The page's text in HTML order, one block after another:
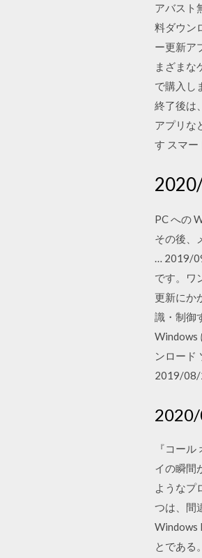
アバスト
料ダウン
ー更新ア
まざまな
で購入し
終了後は
アプリな
す スマー
PC への
その後、
… 2019/
です。ワ
更新にか
識・制御
Windows
ンロード
2019/08/
『コー
イの瞬間
ような
つは、間
Windows
とである